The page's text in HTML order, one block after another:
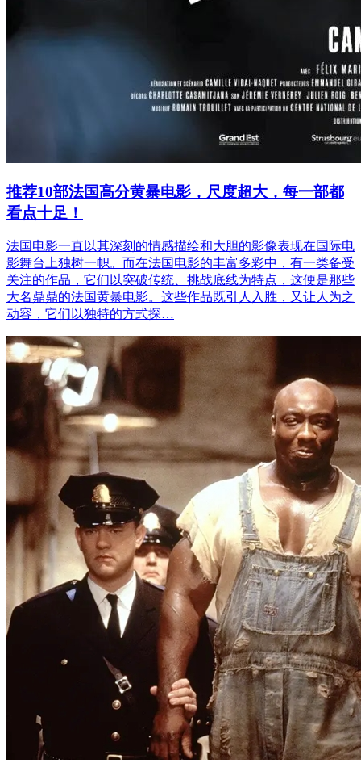
推荐10部法国高分黄暴电影，尺度超大，每一部都
看点十足！
法国电影一直以其深刻的情感描绘和大胆的影像表现在国际电
影舞台上独树一帜。而在法国电影的丰富多彩中，有一类备受
关注的作品，它们以突破传统、挑战底线为特点，这便是那些
大名鼎鼎的法国黄暴电影。这些作品既引人入胜，又让人为之
动容，它们以独特的方式探…